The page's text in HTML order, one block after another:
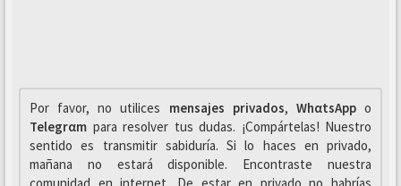
Por favor, no utilices mensajes privados, WhαtsAppo
Telegrαm para resolver tus dudas. ¡Compártelas! Nuestro
sentido es transmitir sabiduría. Si lo haces en privado,
mañana no estará disponible. Encontraste nuestra